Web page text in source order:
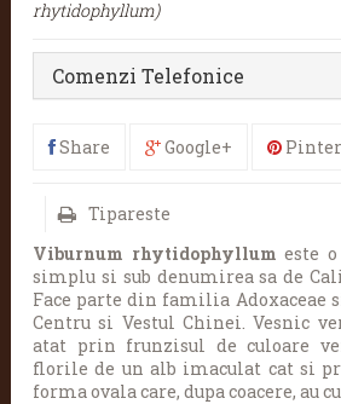
rhytidophyllum)
Comenzi Telefonice
Share Google+
Tipareste
Viburnum rhytidophyllum este
simplu si sub denumirea sa de
Face parte din familia Adoxaceae
Centru si Vestul Chinei. Vesnic
atat prin frunzisul de culoare
florile de un alb imaculat cat si
forma ovala care, dupa coacere, au